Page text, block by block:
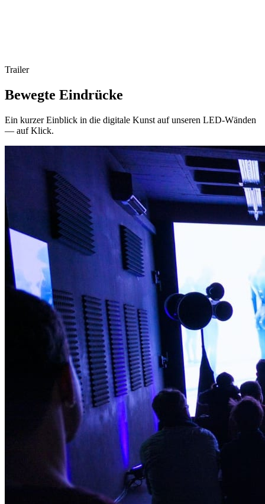
Trailer
Bewegte Eindrücke
Ein kurzer Einblick in die digitale Kunst auf unseren LED-Wänden
— auf Klick.